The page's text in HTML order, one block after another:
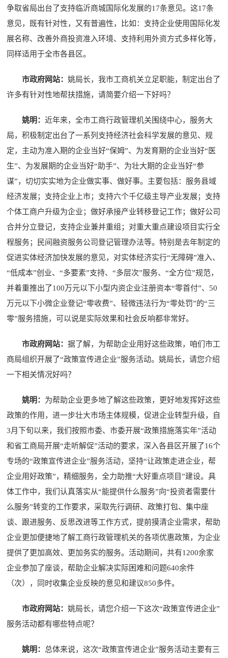
争取省局出台了支持临沂商城国际化发展的17条意见。这17条
意见，既有针对性，又有普遍性，比如：支持企业使用国际化发
展名称、改善外商投资准入环境、支持利用外资方式多样化等，
同样适用于全市各县区。
市政府网站：姚局长，我市工商机关立足职能，制定出台了
许多有针对性地帮扶措施，请简要介绍一下好吗？
姚明：近年来，全市工商行政管理机关围绕中心，服务大
局，积极制定出台了一系列支持经济社会科学发展的意见、规
定，主动为准入期的企业当好“保姆”、为发育期的企业当好“医
生”、为发展期的企业当好“助手”、为壮大期的企业当好“参
谋”，切切实实地为企业做实事、做好事。主要包括：服务县域
经济发展；支持企业上市；支持六个千亿级主导产业发展；支持
个体工商户升级为企业；做好承接产业转移登记工作；做好公司
合并分立登记，支持企业兼并重组；对重大重点建设项目实行全
程服务；民间融资服务公司登记管理办法等。特别是去年制定的
促进实体经济加快发展的意见，对实体经济实行“无障碍”准入、
“低成本”创业、“多要素”支持、“多层次”服务、“全方位”规范，
并着重推出了100万元以下小型内资企业注册资本“零首付”、50
万元以下小微企业登记“零收费”、轻微违法行为“零处罚”的“三
零”服务措施，可以说是实际效果和社会反响都非常好。
市政府网站：据了解，为帮助企业用好这些政策，咱们市工
商局组织开展了“政策宣传进企业”服务活动。姚局长，请您介绍
一下相关情况好吗？
姚明： 为帮助企业更多地了解这些政策，更好地发挥好这些
政策的作用，进一步壮大市场主体规模，促进企业转型升级，自
3月下旬以来，我们按照市委、市委开展“政策措施落实年”活动
和省工商局开展“走听解促”活动的要求，深入各县区开展了16个
专场的“政策宣传进企业”服务活动，坚持“让政策走进企业，帮
企业用好政策”，精细服务，全力助推“大好重点项目”建设。具
体工作中，我们认真落实从“能提供什么服务”向“投资者需要什
么服务”转变的工作要求，采取先行调研、政策打包、集中座
谈、跟进服务、反思改进等工作方式，提前摸清企业需求，帮助
企业更加便捷地了解工商行政管理机关的各项优惠政策，为企业
提供了更加高效、更加务实的服务。活动期间，共有1200余家
企业参加了座谈，帮助企业解决实际困难和问题640余件
（次），同时收集企业反映的意见和建议850多件。
市政府网站：姚局长，请您介绍一下这次“政策宣传进企业”
服务活动都有哪些特点呢？
姚明： 总体来说，这次“政策宣传进企业”服务活动主要有三